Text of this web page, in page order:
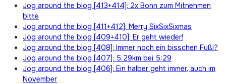
Jog around the blog [413+414]: 2x Bonn zum Mitnehmen
bitte
Jog around the blog [411+412]: Merry SixSixSixmas
Jog around the blog [409+410]: Er geht wieder!
Jog around the blog [408]: Immer noch ein bisschen Fußi?
Jog around the blog [407]: 5.29km bei 5:29
Jog around the blog [406]: Ein halber geht immer, auch im
November